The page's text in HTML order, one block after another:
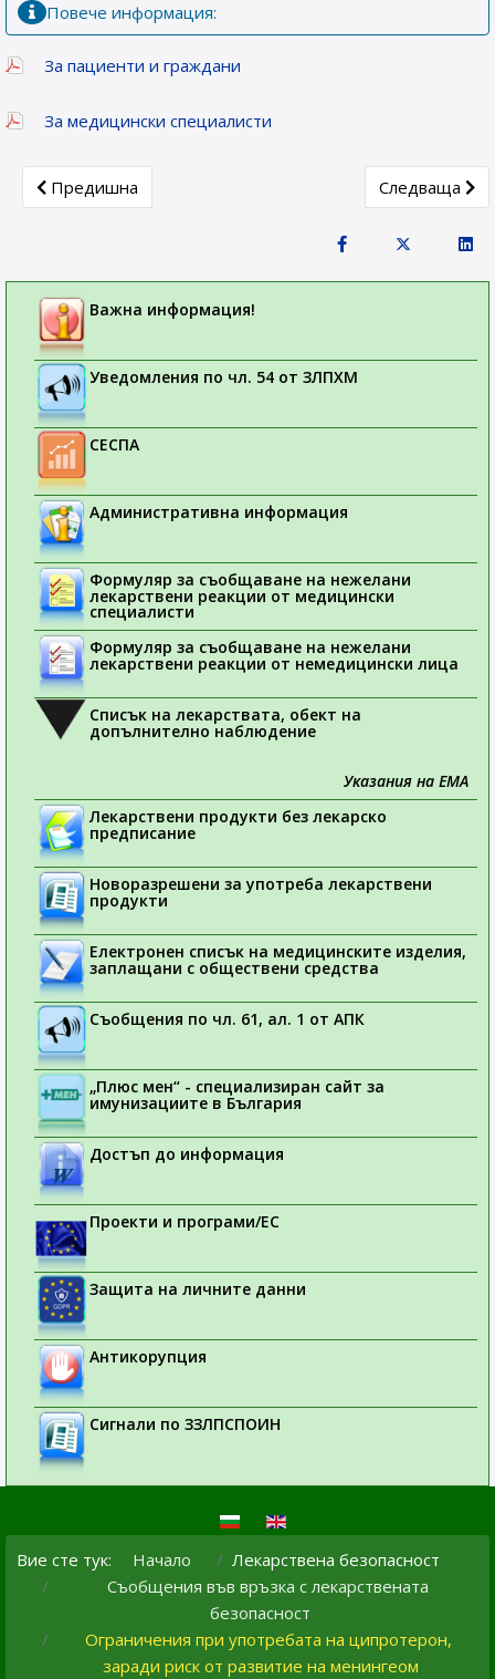
Повече информация:
За пациенти и граждани
За медицински специалисти
Previous article: Информация на Европейската агенция
Предишна Next article:
Следваща
Важна информация!
Уведомления по чл. 54 от ЗЛПХМ
СЕСПА
Административна информация
Формуляр за съобщаване на нежелани
лекарствени реакции от медицински
специалисти
Формуляр за съобщаване на нежелани
лекарствени реакции от немедицински лица
Списък на лекарствата, обект на
допълнително наблюдение
Указания на ЕМА
Лекарствени продукти без лекарско
предписание
Новоразрешени за употреба лекарствени
продукти
Електронен списък на медицинските изделия,
заплащани с обществени средства
Съобщения по чл. 61, ал. 1 от АПК
„Плюс мен“ - специализиран сайт за
имунизациите в България
Достъп до информация
Проекти и програми/ЕС
Защита на личните данни
Антикорупция
Сигнали по ЗЗЛПСПОИН
Вие сте тук: Начало
Лекарствена безопасност
Съобщения във връзка с лекарствената
безопасност
Ограничения при употребата на ципротерон,
заради риск от развитие на менингеом